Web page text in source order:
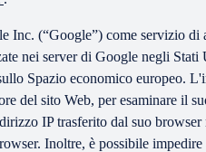
(“Google”) come servizio
nei server di Google negli
Spazio economico europeo.
del sito Web, per esaminare il
IP trasferito dal suo
Inoltre, è possibile